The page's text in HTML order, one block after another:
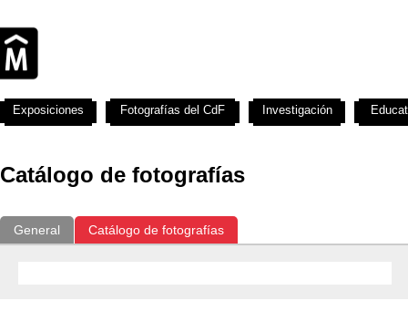
Catálogo de fotografías
General Catálogo de fotografías
Exposiciones Fotografías del CdF Investigación